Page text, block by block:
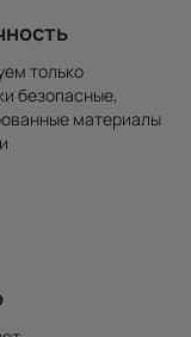
только
безопасные,
материалы